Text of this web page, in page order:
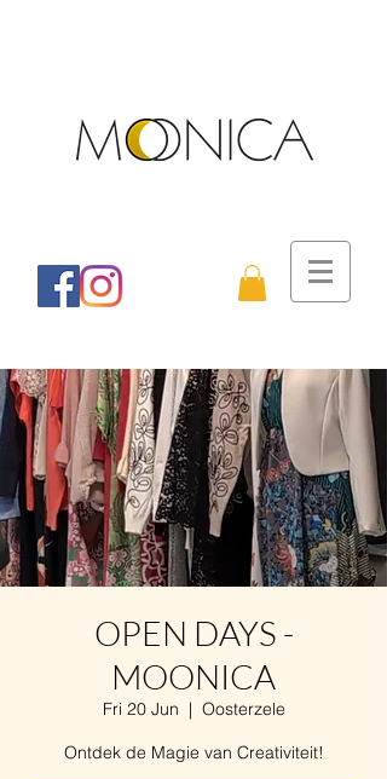
OPEN DAYS -
MOONICA
Fri 20 Jun
  |
Oosterzele
Ontdek de Magie van Creativiteit!